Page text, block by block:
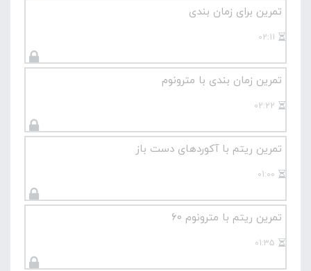
تمرین برای زمان بندی
02:11
تمرین زمان بندی با مترونوم
02:22
تمرین ریتم با آکوردهای دست باز
01:00
تمرین ریتم با مترونوم 60
01:35